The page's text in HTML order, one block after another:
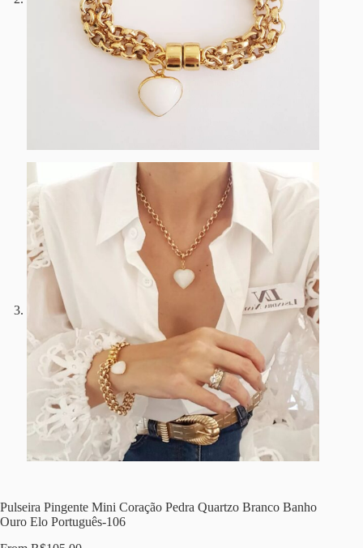
Pulseira Pingente Mini Coração Pedra Quartzo Branco Banho
Ouro Elo Português-106